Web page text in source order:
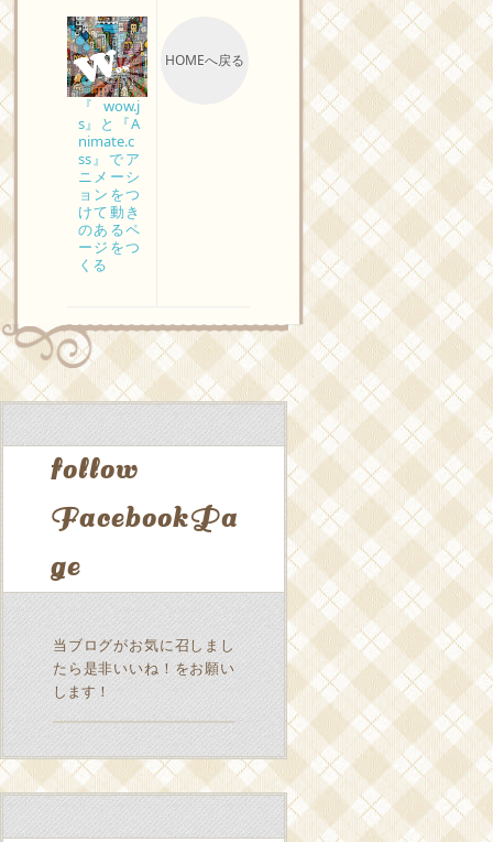
HOMEへ戻る
『wow.j
s』と『A
nimate.c
ss』でア
ニメーシ
ョンをつ
けて動き
のあるペ
ージをつ
くる
follow
FacebookPa
ge
当ブログがお気に召しまし
たら是非いいね！をお願い
します！